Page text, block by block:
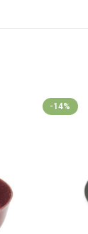
-14%